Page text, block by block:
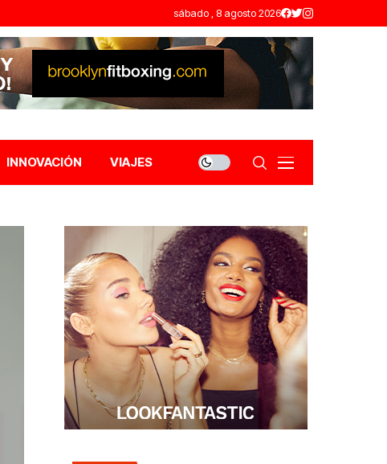
sábado , 8 agosto 2026
INNOVACIÓN VIAJES